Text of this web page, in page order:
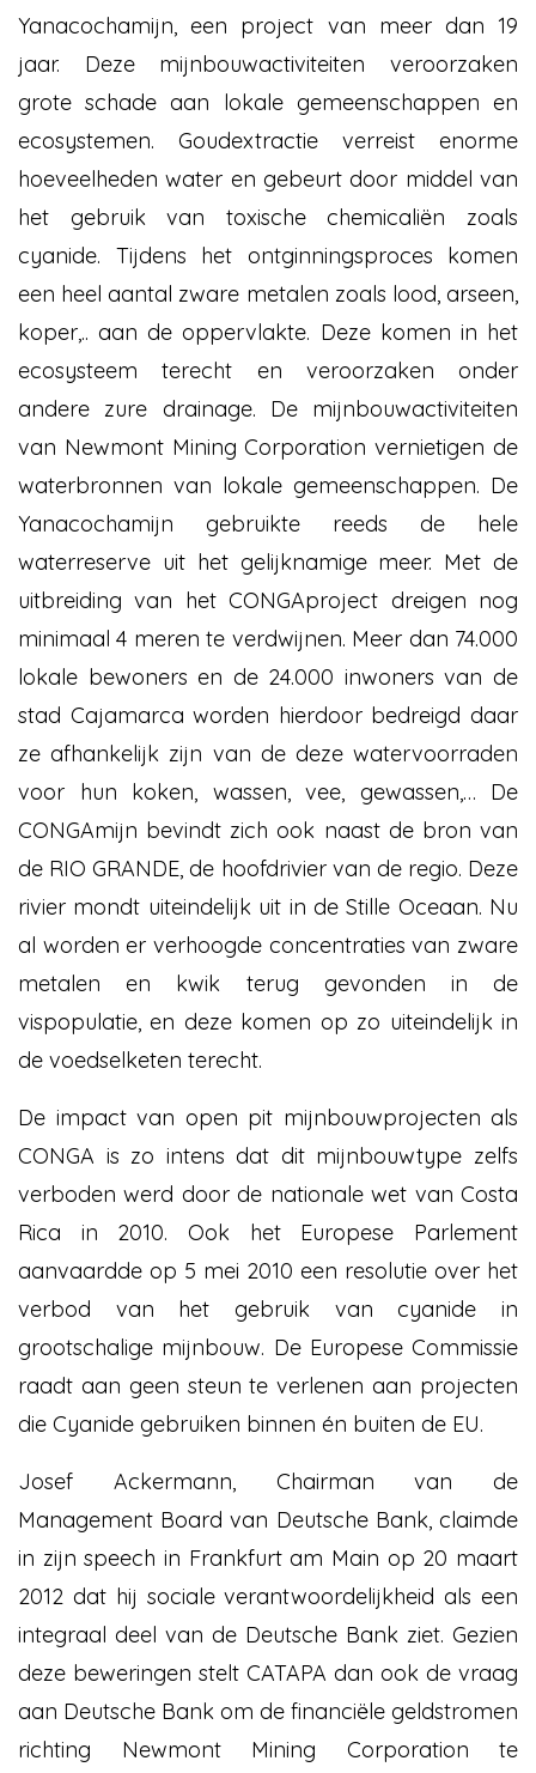
Yanacochamijn, een project van meer dan 19
jaar. Deze mijnbouwactiviteiten veroorzaken
grote schade aan lokale gemeenschappen en
ecosystemen. Goudextractie verreist enorme
hoeveelheden water en gebeurt door middel van
het gebruik van toxische chemicaliën zoals
cyanide. Tijdens het ontginningsproces komen
een heel aantal zware metalen zoals lood, arseen,
koper,.. aan de oppervlakte. Deze komen in het
ecosysteem terecht en veroorzaken onder
andere zure drainage. De mijnbouwactiviteiten
van Newmont Mining Corporation vernietigen de
waterbronnen van lokale gemeenschappen. De
Yanacochamijn gebruikte reeds de hele
waterreserve uit het gelijknamige meer. Met de
uitbreiding van het CONGAproject dreigen nog
minimaal 4 meren te verdwijnen. Meer dan 74.000
lokale bewoners en de 24.000 inwoners van de
stad Cajamarca worden hierdoor bedreigd daar
ze afhankelijk zijn van de deze watervoorraden
voor hun koken, wassen, vee, gewassen,… De
CONGAmijn bevindt zich ook naast de bron van
de RIO GRANDE, de hoofdrivier van de regio. Deze
rivier mondt uiteindelijk uit in de Stille Oceaan. Nu
al worden er verhoogde concentraties van zware
metalen en kwik terug gevonden in de
vispopulatie, en deze komen op zo uiteindelijk in
de voedselketen terecht.
De impact van open pit mijnbouwprojecten als
CONGA is zo intens dat dit mijnbouwtype zelfs
verboden werd door de nationale wet van Costa
Rica in 2010. Ook het Europese Parlement
aanvaardde op 5 mei 2010 een resolutie over het
verbod van het gebruik van cyanide in
grootschalige mijnbouw. De Europese Commissie
raadt aan geen steun te verlenen aan projecten
die Cyanide gebruiken binnen én buiten de EU.
Josef Ackermann, Chairman van de
Management Board van Deutsche Bank, claimde
in zijn speech in Frankfurt am Main op 20 maart
2012 dat hij sociale verantwoordelijkheid als een
integraal deel van de Deutsche Bank ziet. Gezien
deze beweringen stelt CATAPA dan ook de vraag
aan Deutsche Bank om de financiële geldstromen
richting Newmont Mining Corporation te